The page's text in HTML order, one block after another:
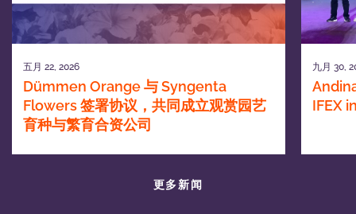
更多新闻
五月 22, 2026
Dümmen Orange 与 Syngenta
Flowers 签署协议，共同成立观赏园艺
育种与繁育合资公司
九月 30,
IFEX